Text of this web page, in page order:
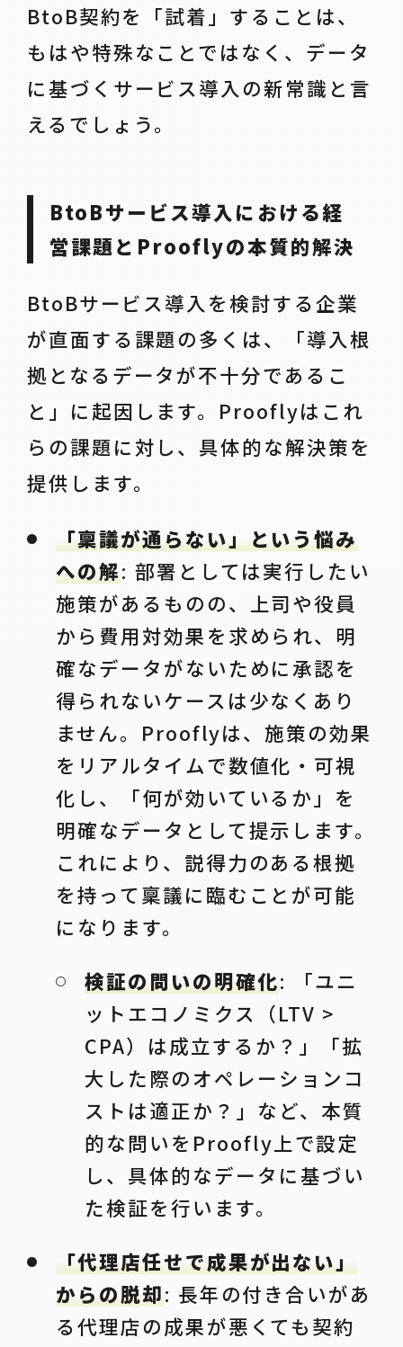
BtoB契約を「試着」することは、
もはや特殊なことではなく、データ
に基づくサービス導入の新常識と言
えるでしょう。
BtoBサービス導入における経
営課題とProoflyの本質的解決
BtoBサービス導入を検討する企業
が直面する課題の多くは、「導入根
拠となるデータが不十分であるこ
と」に起因します。Prooflyはこれ
らの課題に対し、具体的な解決策を
提供します。
「稟議が通らない」という悩み
への解: 部署としては実行したい
施策があるものの、上司や役員
から費用対効果を求められ、明
確なデータがないために承認を
得られないケースは少なくあり
ません。Prooflyは、施策の効果
をリアルタイムで数値化・可視
化し、「何が効いているか」を
明確なデータとして提示します。
これにより、説得力のある根拠
を持って稟議に臨むことが可能
になります。
検証の問いの明確化: 「ユニ
ットエコノミクス（LTV >
CPA）は成立するか？」「拡
大した際のオペレーションコ
ストは適正か？」など、本質
的な問いをProofly上で設定
し、具体的なデータに基づい
た検証を行います。
「代理店任せで成果が出ない」
からの脱却: 長年の付き合いがあ
る代理店の成果が悪くても契約